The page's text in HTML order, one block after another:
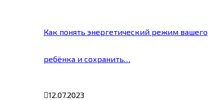
Как понять энергетический режим вашего
ребёнка и сохранить…
12.07.2023